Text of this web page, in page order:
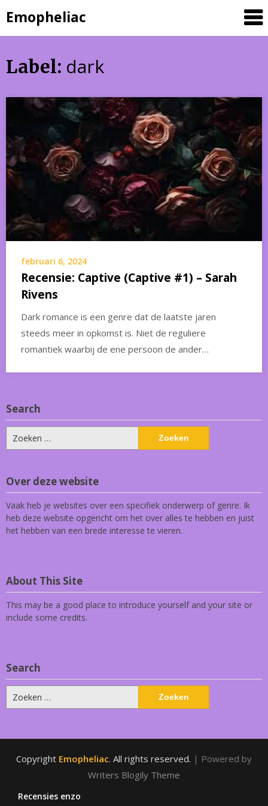
to
content
Emopheliac
Label: dark
februari 6, 2024
Recensie: Captive (Captive #1) – Sarah
Rivens
Dark romance is een genre dat de laatste jaren
steeds meer in opkomst is. Niet de reguliere
romantiek waarbij de ene persoon de ander…
Search
naar:
Over deze website
Vaak heb je websites over een specifiek onderwerp of genre. Ik
heb deze website opgericht om het over alles te hebben en juist
het hebben van een brede interesse te vieren.
About This Site
This may be a good place to introduce yourself and your site or
include some credits.
Search
naar:
Copyright Emopheliac. All rights reserved. | Powered by
Writers Blogily Theme
Recensies enzo